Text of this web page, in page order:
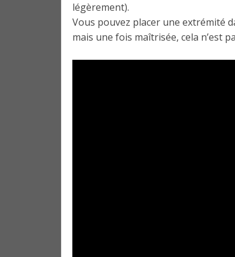
légèrement).
Vous pouvez placer une extrémité
mais une fois maîtrisée, cela n’est